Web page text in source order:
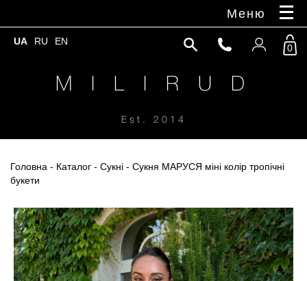
Меню
UA RU EN
M I L I R U D
Est. 2014
0
Головна - Каталог - Сукні - Сукня МАРУСЯ міні колір тропічні
букети